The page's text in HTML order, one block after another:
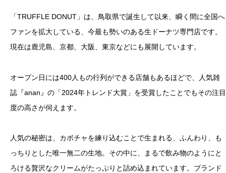
「TRUFFLE DONUT」は、鳥取県で誕生して以来、瞬く間に全国へ
ファンを拡大している、今最も勢いのある生ドーナツ専門店です。
現在は鹿児島、京都、大阪、東京などにも展開しています。
オープン日には400人もの行列ができる店舗もあるほどで、人気雑
誌『anan』の「2024年トレンド大賞」を受賞したことでもその注目
度の高さが伺えます。
人気の秘密は、カボチャを練り込むことで生まれる、ふんわり、も
っちりとした唯一無二の生地。その中に、まるで飲み物のようにと
ろける贅沢なクリームがたっぷりと詰め込まれています。ブランド